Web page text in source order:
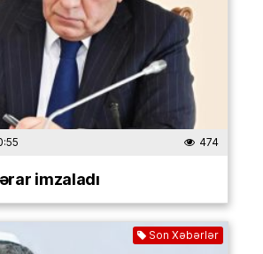
474
imzaladı
Son Xəbərlər